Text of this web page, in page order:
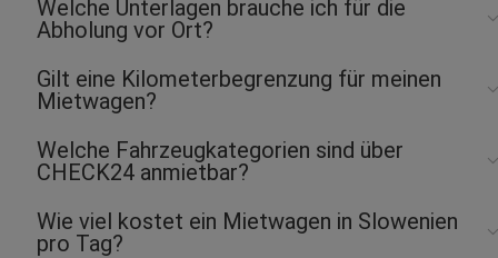
Welche Unterlagen brauche ich für die
Abholung vor Ort?
Gilt eine Kilometerbegrenzung für meinen
Mietwagen?
Welche Fahrzeugkategorien sind über
CHECK24 anmietbar?
Wie viel kostet ein Mietwagen in Slowenien
pro Tag?